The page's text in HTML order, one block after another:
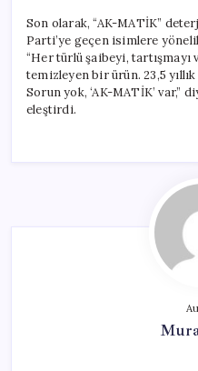
Son olarak, “AK-MATİK”
Parti’ye geçen isimlere
“Her türlü şaibeyi,
temizleyen bir ürün. 23,5
Sorun yok, ‘AK-MATİK’ var,”
eleştirdi.